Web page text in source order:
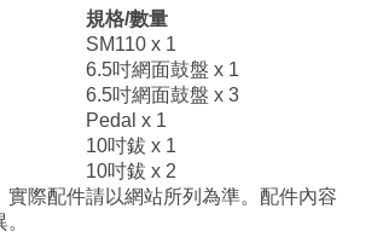
規格/數量
SM110 x 1
6.5吋網面鼓盤 x 1
6.5吋網面鼓盤 x 3
Pedal x 1
10吋鈸 x 1
10吋鈸 x 2
實際配件請以網站所列為準。配件內容